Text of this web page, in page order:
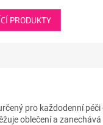
PRODUKTY
pro každodenní
oblečení a